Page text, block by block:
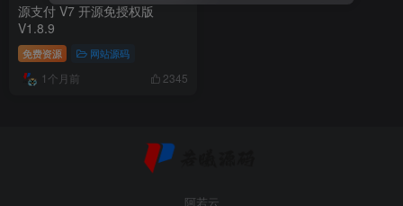
源支付 V7 开源免授权版
V1.8.9
免费资源 网站源码
1个月前 2345
阿若云